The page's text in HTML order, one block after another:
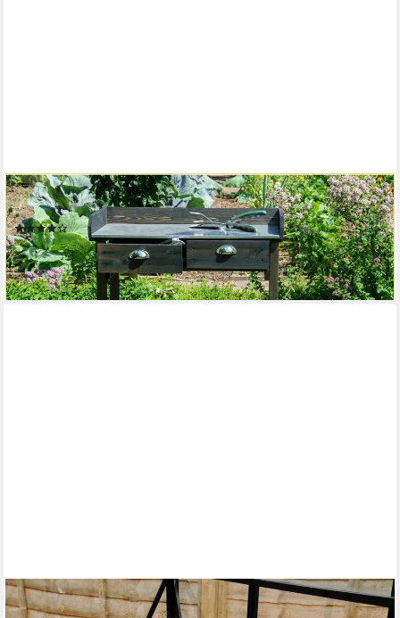
DOBAR
Pflanztisch, BxTxH: 79x39x90 cm, mit 2 Schubladen
(3)
ab 75,99 €
nur diesen Monat
lieferbar - in 4-5 Werktagen bei dir
VITAVIA